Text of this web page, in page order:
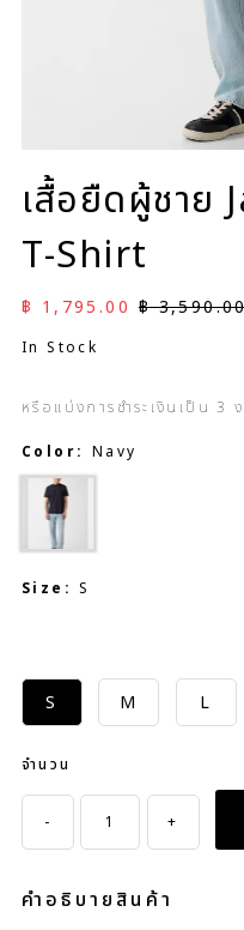
เสื้อยืดผู้ชาย
T-Shirt
ราคาลด
฿ 1,795.00 ราคาปกติ
฿
In Stock
หรือแบ่งการชำระเงินเป็น3
Color: Navy
Size: S
S M L
จำนวน
- +
คำอธิบายสินค้า